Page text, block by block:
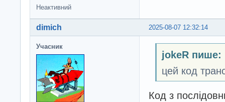
Неактивний
2025-08-07 12:32:14
dimich
Учасник
jokeR пише:
цей код
Код з